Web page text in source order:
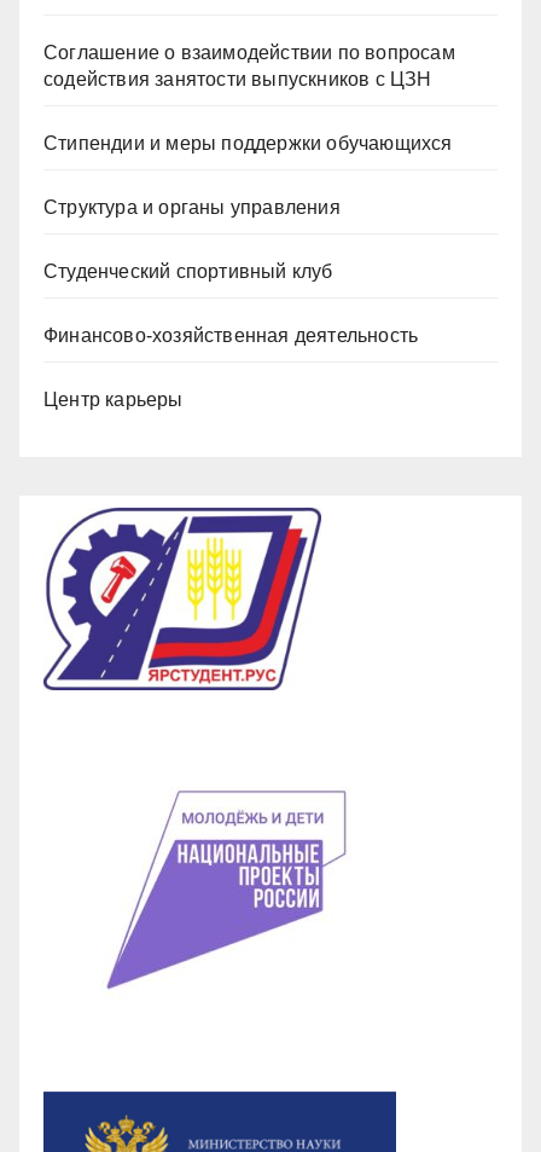
Соглашение о взаимодействии по вопросам
содействия занятости выпускников с ЦЗН
Стипендии и меры поддержки обучающихся
Структура и органы управления
Студенческий спортивный клуб
Финансово-хозяйственная деятельность
Центр карьеры